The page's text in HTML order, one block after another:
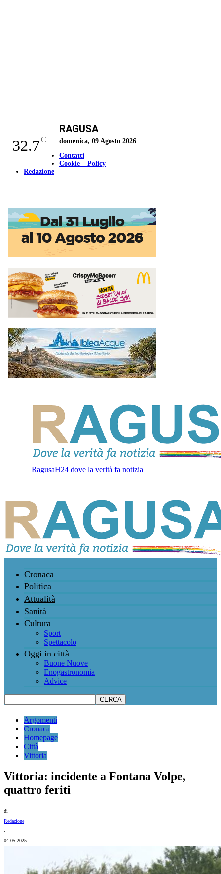
32.7C
RAGUSA
domenica, 09 Agosto 2026
Contatti
Cookie – Policy
Redazione
RagusaH24 dove la verità fa notizia
Cronaca
Politica
Attualità
Sanità
Cultura
Sport
Spettacolo
Oggi in città
Buone Nuove
Enogastronomia
Advice
Argomenti
Cronaca
Homepage
Città
Vittoria
Vittoria: incidente a Fontana Volpe,
quattro feriti
di
Redazione
-
04.05.2025